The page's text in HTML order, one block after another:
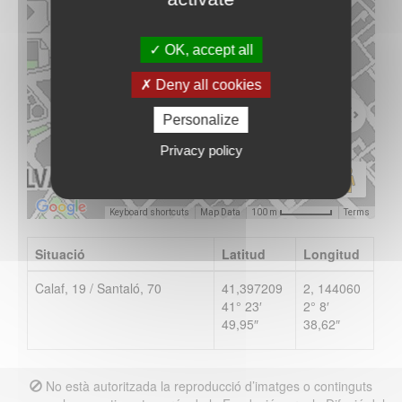
Vés-hi
Keyboard shortcuts Map Data 100 m Terms
Situació Latitud
Longitud
Calaf, 19 / Santaló, 70
41,397209
41° 23′
49,95″
2, 144060
2° 8′
38,62″
No està autoritzada la reproducció d’imatges o continguts
OK, accept all
Deny all cookies
Personalize
Privacy policy